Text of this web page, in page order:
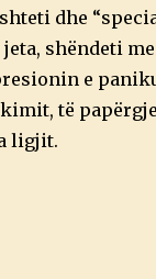
dhe
shëndeti
e
të
ligjit.